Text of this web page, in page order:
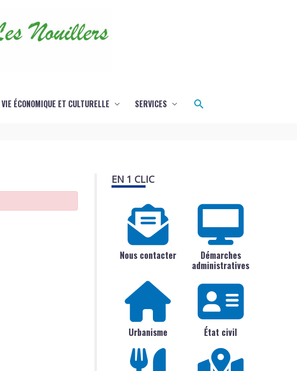
VIE ÉCONOMIQUE ET CULTURELLE SERVICES Rechercher
EN 1 CLIC
Nous contacter
Démarches
administratives
Urbanisme État civil